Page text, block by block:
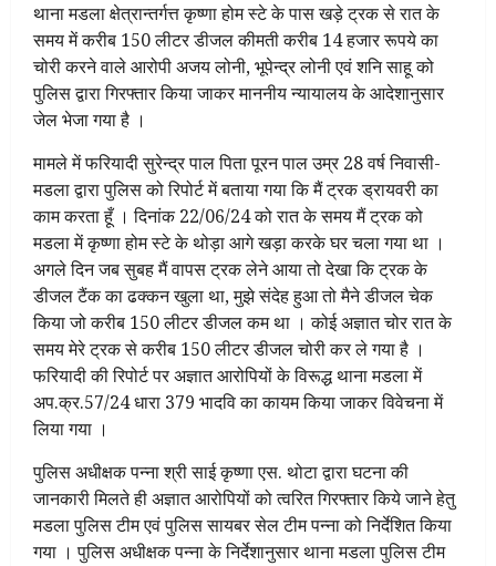
थाना मडला क्षेत्रान्तर्गत्त कृष्णा होम स्टे के पास खड़े ट्रक से रात के
समय में करीब 150 लीटर डीजल कीमती करीब 14 हजार रूपये का
चोरी करने वाले आरोपी अजय लोनी, भूपेन्द्र लोनी एवं शनि साहू को
पुलिस द्वारा गिरफ्तार किया जाकर माननीय न्यायालय के आदेशानुसार
जेल भेजा गया है ।
मामले में फरियादी सुरेन्द्र पाल पिता पूरन पाल उम्र 28 वर्ष निवासी-
मडला द्वारा पुलिस को रिपोर्ट में बताया गया कि मैं ट्रक ड्रायवरी का
काम करता हूँ । दिनांक 22/06/24 को रात के समय मैं ट्रक को
मडला में कृष्णा होम स्टे के थोड़ा आगे खड़ा करके घर चला गया था ।
अगले दिन जब सुबह मैं वापस ट्रक लेने आया तो देखा कि ट्रक के
डीजल टैंक का ढक्कन खुला था, मुझे संदेह हुआ तो मैने डीजल चेक
किया जो करीब 150 लीटर डीजल कम था । कोई अज्ञात चोर रात के
समय मेरे ट्रक से करीब 150 लीटर डीजल चोरी कर ले गया है ।
फरियादी की रिपोर्ट पर अज्ञात आरोपियों के विरूद्ध थाना मडला में
अप.क्र.57/24 धारा 379 भादवि का कायम किया जाकर विवेचना में
लिया गया ।
पुलिस अधीक्षक पन्ना श्री साई कृष्णा एस. थोटा द्वारा घटना की
जानकारी मिलते ही अज्ञात आरोपियों को त्वरित गिरफ्तार किये जाने हेतु
मडला पुलिस टीम एवं पुलिस सायबर सेल टीम पन्ना को निर्देशित किया
गया । पुलिस अधीक्षक पन्ना के निर्देशानुसार थाना मडला पुलिस टीम